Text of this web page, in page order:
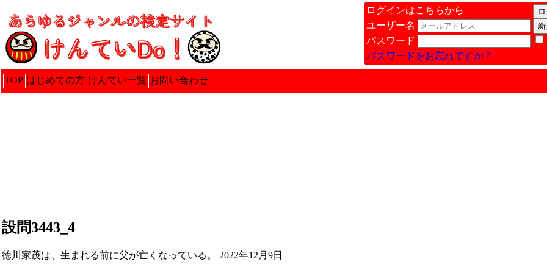
ログインはこちらから
ユーザー名
パスワード
パスワードをお忘れですか ?
TOP はじめての方 けんてい一覧 お問い合わせ
設問3443_4
徳川家茂は、生まれる前に父が亡くなっている。 2022年12月9日